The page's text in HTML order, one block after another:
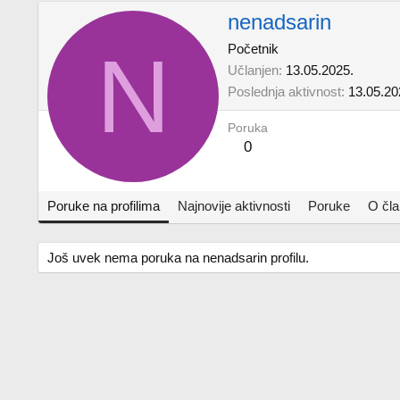
N
nenadsarin
Početnik
Učlanjen 13.05.2025.
Poslednja aktivnost
Poruka
0
Poruke na profilima Najnovije aktivnosti Poruke O
Još uvek nema poruka na nenadsarin profilu.